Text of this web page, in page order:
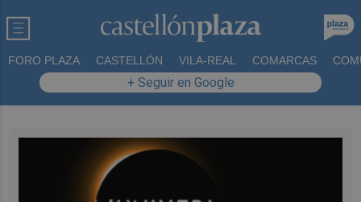
FORO PLAZA CASTELLÓN VILA-REAL COMARCAS
+ Seguir en Google